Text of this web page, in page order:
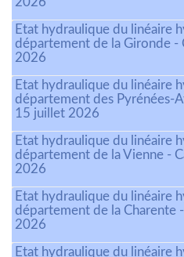
Etat hydraulique du linéaire
département de la Gironde -
2026
Etat hydraulique du linéaire
département des Pyrénées-
15 juillet 2026
Etat hydraulique du linéaire
département de la Vienne -
2026
Etat hydraulique du linéaire
département de la Charente
2026
Etat hydraulique du linéaire